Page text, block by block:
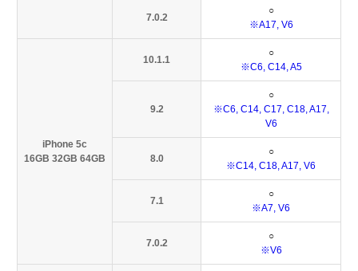
7.0.2
○
※A17, V6
iPhone 5c
16GB 32GB 64GB
10.1.1
○
※C6, C14, A5
9.2
○
※C6, C14, C17, C18, A17,
V6
8.0
○
※C14, C18, A17, V6
7.1
○
※A7, V6
7.0.2
○
※V6